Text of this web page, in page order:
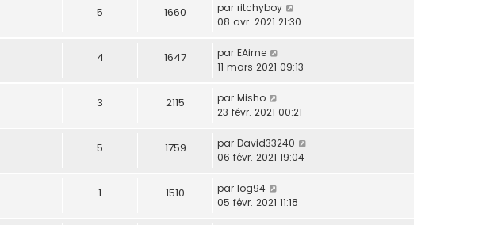
5 1660 par ritchyboy
08 avr. 2021 21:30
4 1647 par EAime
11 mars 2021 09:13
3 2115 par Misho
23 févr. 2021 00:21
5 1759 par David33240
06 févr. 2021 19:04
1 1510 par log94
05 févr. 2021 11:18